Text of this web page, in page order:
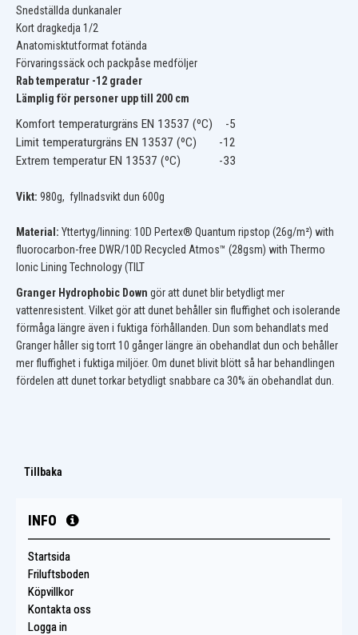
Snedställda dunkanaler
Kort dragkedja 1/2
Anatomisktutformat fotända
Förvaringssäck och packpåse medföljer
Rab temperatur -12 grader
Lämplig för personer upp till 200 cm
Komfort temperaturgräns EN 13537 (ºC)
-5
Limit temperaturgräns EN 13537 (ºC) -12
Extrem temperatur EN 13537 (ºC)
-33
Vikt: 980g, fyllnadsvikt dun 600g
Material: Yttertyg/linning: 10D Pertex® Quantum ripstop (26g/m²) with
fluorocarbon-free DWR/10D Recycled Atmos™ (28gsm) with Thermo
Ionic Lining Technology (TILT
Granger Hydrophobic Down gör att dunet blir betydligt mer
vattenresistent. Vilket gör att dunet behåller sin fluffighet och isolerande
förmåga längre även i fuktiga förhållanden. Dun som behandlats med
Granger håller sig torrt 10 gånger längre än obehandlat dun och behåller
mer fluffighet i fuktiga miljöer. Om dunet blivit blött så har behandlingen
fördelen att dunet torkar betydligt snabbare ca 30% än obehandlat dun.
Tillbaka
INFO
Startsida
Friluftsboden
Köpvillkor
Kontakta oss
Logga in